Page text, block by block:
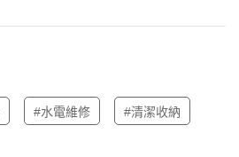
#水電維修 #清潔收納